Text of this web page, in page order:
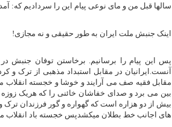
سالها قبل من و مای نوعی پیام این را سردادیم که:
اینک جنبش ملت ایران به طور حقیقی و نه مجازی!
پس این پیام را برسانیم. برخاستن توفان جنبش
آنست.ایرانیان در مقابل استبداد مذهبی از ترک و
مقابل فقیه صف می آرایند و خوشا و خجسته انقلاب
بین می برد و صدای خفاشان خائنی را که هریک
بیش از دو هزاره است که گهواره و گور فرزندان
های اجانب خط بطلان میکشدپس خجسته باد انقلاب